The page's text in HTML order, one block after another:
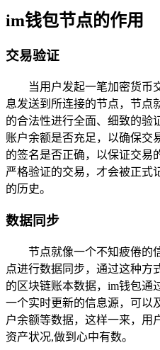
im钱包节点的作用
交易验证
当用户发起一笔加密货币
息发送到所连接的节点，节点
的合法性进行全面、细致的验
账户余额是否充足，以确保交
的签名是否正确，以保证交易
严格验证的交易，才会被正式
的历史。
数据同步
节点就像一个不知疲倦的
点进行数据同步，通过这种方
的区块链账本数据，im钱包通
一个实时更新的信息源，可以
户余额等数据，这样一来，用
资产状况,做到心中有数。